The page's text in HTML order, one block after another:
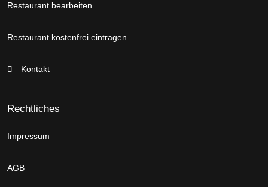
Restaurant bearbeiten
Restaurant kostenfrei eintragen
Kontakt
Rechtliches
Impressum
AGB